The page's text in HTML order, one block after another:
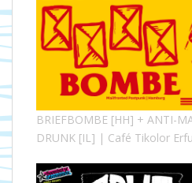
BRIEFBOMBE [HH] + ANTI-
DRUNK [IL] | Café Tikolor